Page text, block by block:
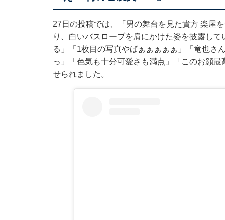
27日の投稿では、「男の舞台を見た貴方 楽屋
り、白いバスローブを肩にかけた姿を披露し
る」「1枚目の写真やばぁぁぁぁぁ」「竜也さ
っ」「色気も十分可愛さも満点」「このお顔
せられました。